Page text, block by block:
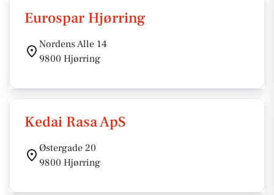
Eurospar Hjørring
Nordens Alle 14
9800 Hjørring
Kedai Rasa ApS
Østergade 20
9800 Hjørring